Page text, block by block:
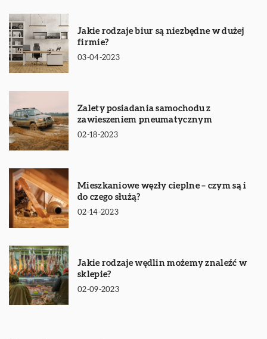
Jakie rodzaje biur są niezbędne w dużej
firmie?
03-04-2023
Zalety posiadania samochodu z
zawieszeniem pneumatycznym
02-18-2023
Mieszkaniowe węzły cieplne – czym są i
do czego służą?
02-14-2023
Jakie rodzaje wędlin możemy znaleźć w
sklepie?
02-09-2023